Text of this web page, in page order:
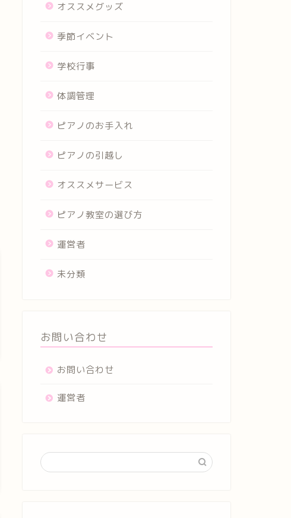
オススメグッズ
季節イベント
学校行事
体調管理
ピアノのお手入れ
ピアノの引越し
オススメサービス
ピアノ教室の選び方
運営者
未分類
お問い合わせ
お問い合わせ
運営者